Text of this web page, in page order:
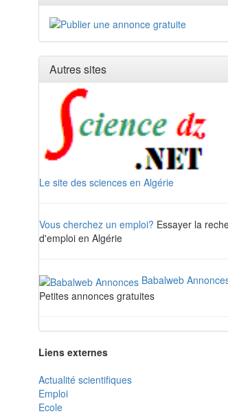
Autres sites
Le site des sciences en Algérie
Vous cherchez un emploi? Essayer la
d'emploi en Algérie
Babalweb
Petites annonces gratuites
Liens externes
Actualité scientifiques
Emploi
Ecole